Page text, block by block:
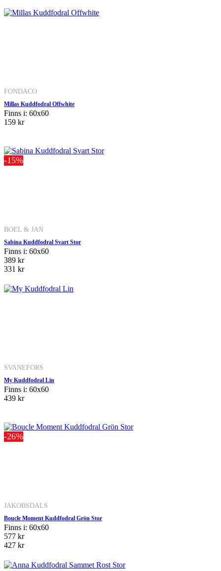
FONDACO
Millas Kuddfodral Offwhite
Finns i: 60x60
159 kr
-15%
BOEL & JAN
Sabina Kuddfodral Svart Stor
Finns i: 60x60
389 kr
331 kr
SVANEFORS
My Kuddfodral Lin
Finns i: 60x60
439 kr
-26%
JAKOBSDALS
Boucle Moment Kuddfodral Grön Stor
Finns i: 60x60
577 kr
427 kr